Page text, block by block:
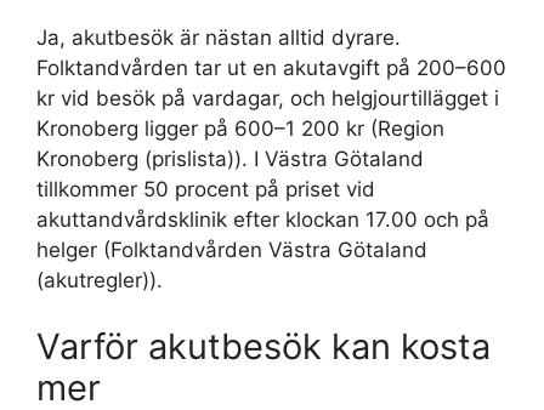
Ja, akutbesök är nästan alltid dyrare.
Folktandvården tar ut en akutavgift på 200–600
kr vid besök på vardagar, och helgjourtillägget i
Kronoberg ligger på 600–1 200 kr (Region
Kronoberg (prislista)). I Västra Götaland
tillkommer 50 procent på priset vid
akuttandvårdsklinik efter klockan 17.00 och på
helger (Folktandvården Västra Götaland
(akutregler)).
Varför akutbesök kan kosta
mer